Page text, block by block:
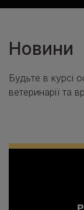
Новини
Будьте в курсі
ветеринарії та